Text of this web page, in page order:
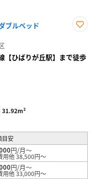
ブルベッド
録
【ひばりが丘駅】まで徒歩
31.92m²
目安
円/月～
用他 38,500円～
円/月～
用他 33,000円～